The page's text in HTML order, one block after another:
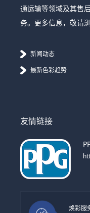
通运输等领域及其售
务。更多信息，敬请
新闻动态
最新色彩趋势
友情链接
焕彩服